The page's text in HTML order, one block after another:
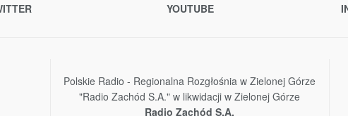
YOUTUBE
Polskie Radio - Regionalna Rozgłośnia w Zielonej Górze
"Radio Zachód S.A." w likwidacji w Zielonej Górze
Radio Zachód S.A.